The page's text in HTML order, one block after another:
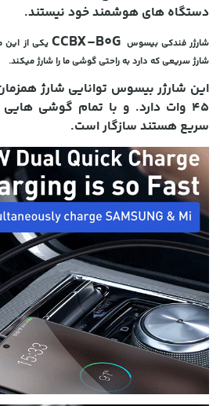
دستگاه های هوشمند خود نیستند.
شارژر فندکی بیسوس CCBX-B0Gیکی از این
شارژ سریعی که دارد به راحتی گوشی ما را شارژ میکند.
این شارژر بیسوس توانایی شارژ
45 وات دارد. و با تمام گوشی
سریع هستند سازگار است.